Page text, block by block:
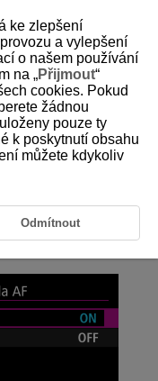
světla AF
pomoc. světla AF
ke zlepšení
a vylepšení
o našem používání
na „Přijmout“
cookies. Pokud
žádnou
pouze ty
k poskytnutí obsahu
můžete kdykoliv
Odmítnout